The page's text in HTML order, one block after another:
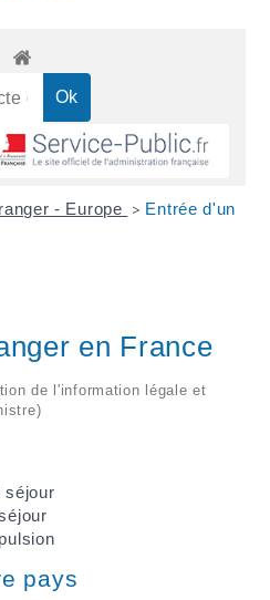
- Europe > Entrée d'un
en France
de l'information légale et
séjour
pays